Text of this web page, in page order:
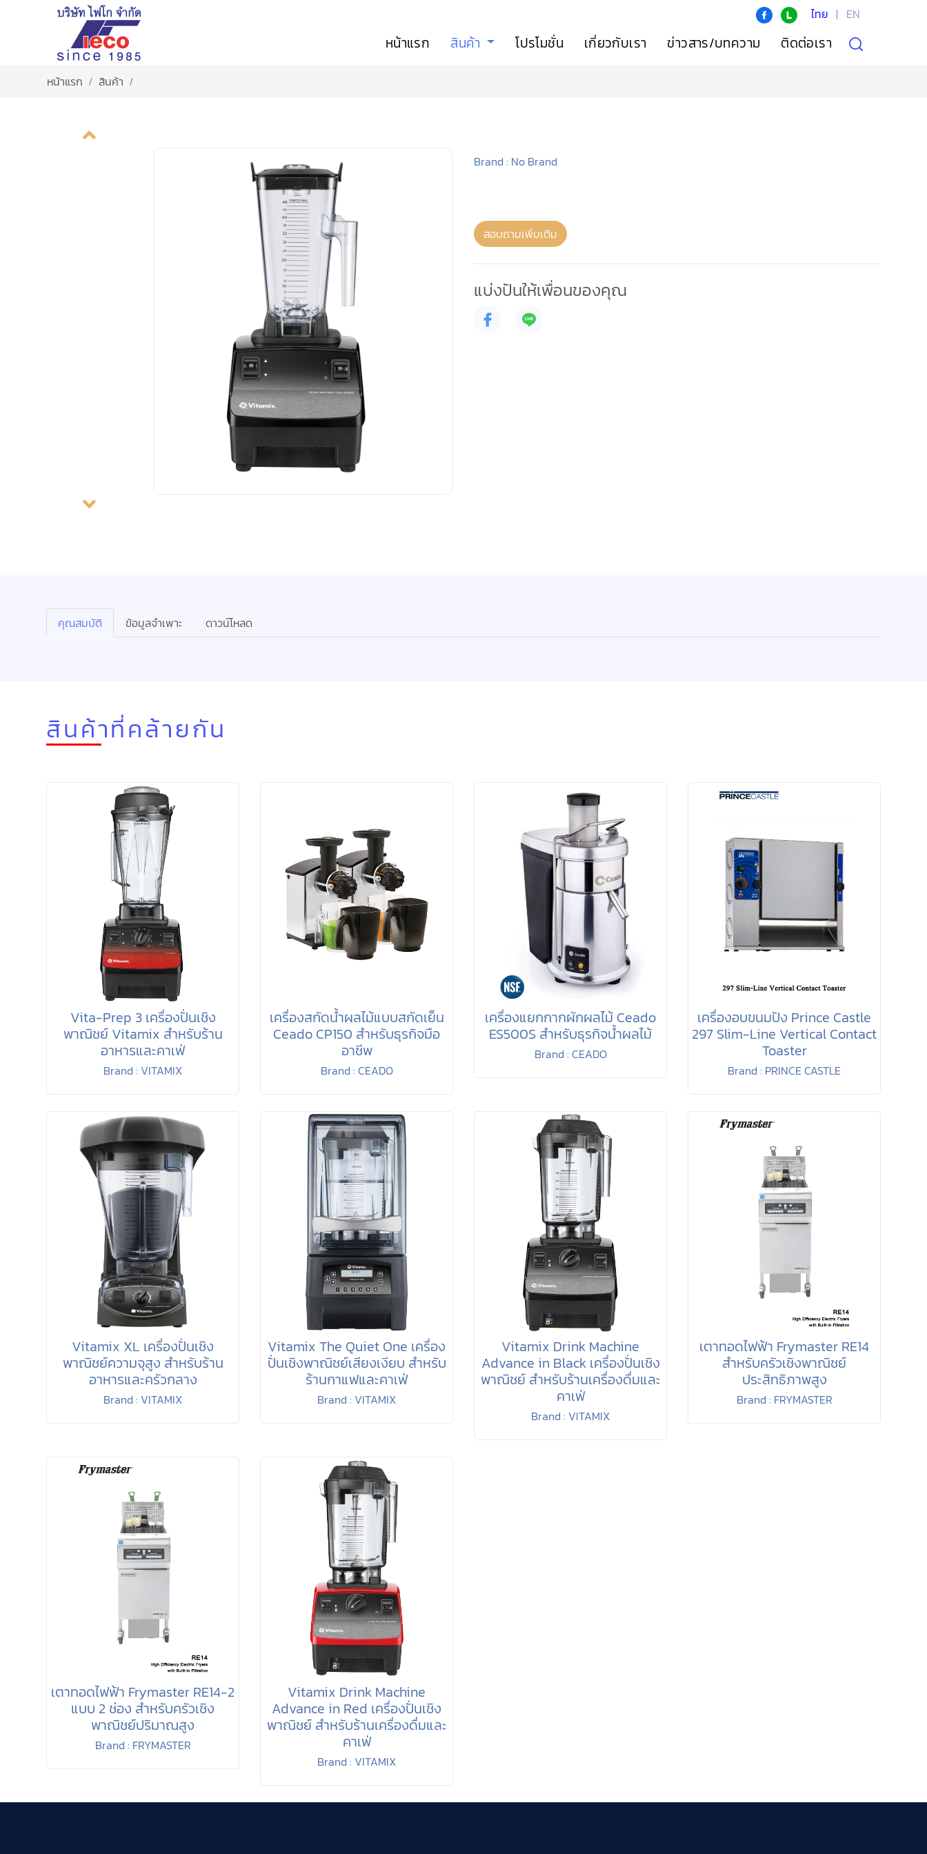
หน้าแรก สินค้า โปรโมชั่น เกี่ยวกับเรา ข่าวสาร/บทความ ติดต่อเรา
ไทย | EN
หน้าแรก สินค้า
Brand : No Brand
สอบถามเพิ่มเติม
แบ่งปันให้เพื่อนของคุณ
คุณสมบัติ ข้อมูลจำเพาะ ดาวน์โหลด
สินค้าที่คล้ายกัน
Vita-Prep 3 เครื่องปั่นเชิง
พาณิชย์ Vitamix สำหรับร้าน
อาหารและคาเฟ่
Brand : VITAMIX
เครื่องสกัดน้ำผลไม้แบบสกัดเย็น
Ceado CP150 สำหรับธุรกิจมือ
อาชีพ
Brand : CEADO
เครื่องแยกกากผักผลไม้ Ceado
ES500S สำหรับธุรกิจน้ำผลไม้
Brand : CEADO
เครื่องอบขนมปัง Prince Castle
297 Slim-Line Vertical Contact
Toaster
Brand : PRINCE CASTLE
Vitamix XL เครื่องปั่นเชิง
พาณิชย์ความจุสูง สำหรับร้าน
อาหารและครัวกลาง
Brand : VITAMIX
Vitamix The Quiet One เครื่อง
ปั่นเชิงพาณิชย์เสียงเงียบ สำหรับ
ร้านกาแฟและคาเฟ่
Brand : VITAMIX
Vitamix Drink Machine
Advance in Black เครื่องปั่นเชิง
พาณิชย์ สำหรับร้านเครื่องดื่มและ
คาเฟ่
Brand : VITAMIX
เตาทอดไฟฟ้า Frymaster RE14
สำหรับครัวเชิงพาณิชย์
ประสิทธิภาพสูง
Brand : FRYMASTER
เตาทอดไฟฟ้า Frymaster RE14-2
แบบ 2 ช่อง สำหรับครัวเชิง
พาณิชย์ปริมาณสูง
Brand : FRYMASTER
Vitamix Drink Machine
Advance in Red เครื่องปั่นเชิง
พาณิชย์ สำหรับร้านเครื่องดื่มและ
คาเฟ่
Brand : VITAMIX